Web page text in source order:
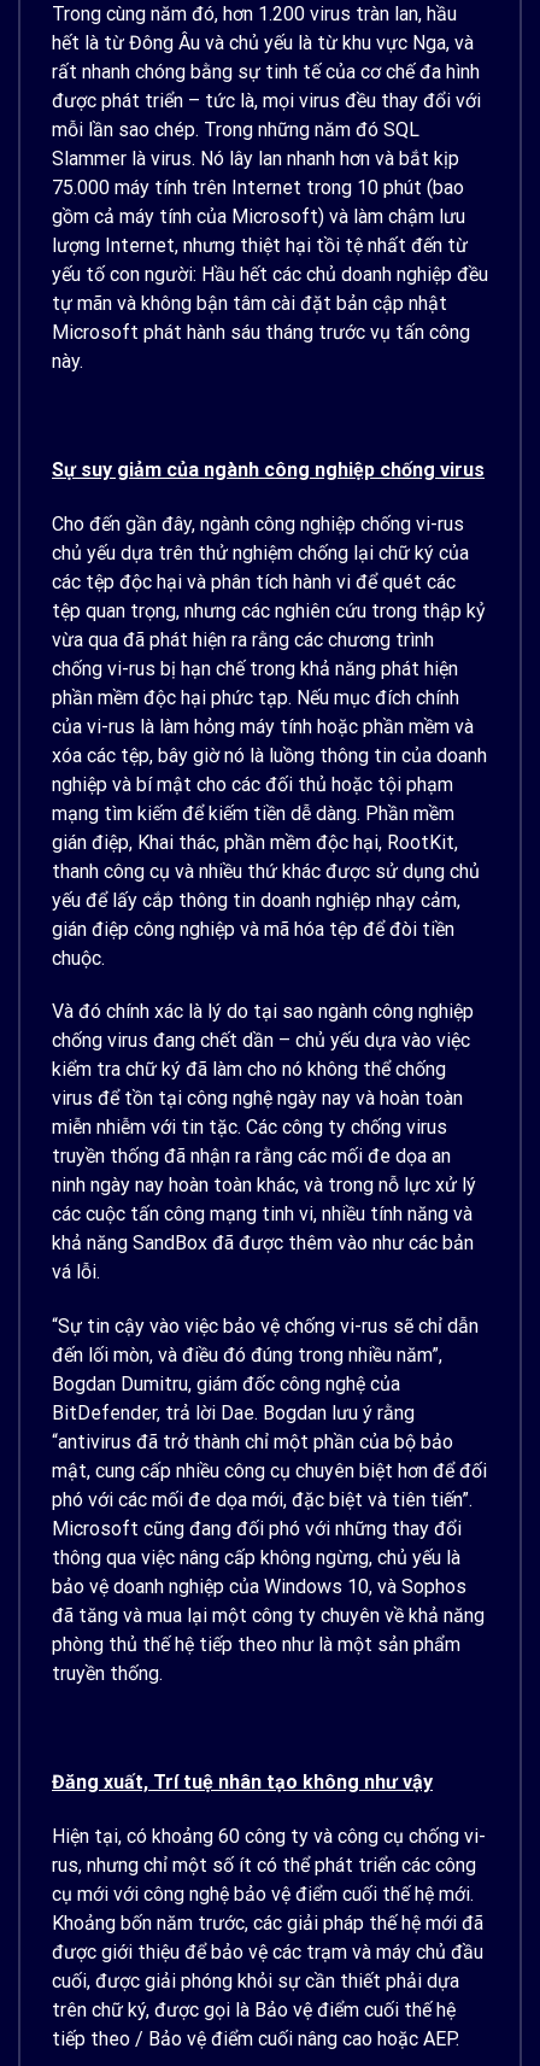
Trong cùng năm đó, hơn 1.200 virus tràn lan, hầu
hết là từ Đông Âu và chủ yếu là từ khu vực Nga, và
rất nhanh chóng bằng sự tinh tế của cơ chế đa hình
được phát triển – tức là, mọi virus đều thay đổi với
mỗi lần sao chép. Trong những năm đó SQL
Slammer là virus. Nó lây lan nhanh hơn và bắt kịp
75.000 máy tính trên Internet trong 10 phút (bao
gồm cả máy tính của Microsoft) và làm chậm lưu
lượng Internet, nhưng thiệt hại tồi tệ nhất đến từ
yếu tố con người: Hầu hết các chủ doanh nghiệp đều
tự mãn và không bận tâm cài đặt bản cập nhật
Microsoft phát hành sáu tháng trước vụ tấn công
này.
Sự suy giảm của ngành công nghiệp chống virus
Cho đến gần đây, ngành công nghiệp chống vi-rus
chủ yếu dựa trên thử nghiệm chống lại chữ ký của
các tệp độc hại và phân tích hành vi để quét các
tệp quan trọng, nhưng các nghiên cứu trong thập kỷ
vừa qua đã phát hiện ra rằng các chương trình
chống vi-rus bị hạn chế trong khả năng phát hiện
phần mềm độc hại phức tạp. Nếu mục đích chính
của vi-rus là làm hỏng máy tính hoặc phần mềm và
xóa các tệp, bây giờ nó là luồng thông tin của doanh
nghiệp và bí mật cho các đối thủ hoặc tội phạm
mạng tìm kiếm để kiếm tiền dễ dàng. Phần mềm
gián điệp, Khai thác, phần mềm độc hại, RootKit,
thanh công cụ và nhiều thứ khác được sử dụng chủ
yếu để lấy cắp thông tin doanh nghiệp nhạy cảm,
gián điệp công nghiệp và mã hóa tệp để đòi tiền
chuộc.
Và đó chính xác là lý do tại sao ngành công nghiệp
chống virus đang chết dần – chủ yếu dựa vào việc
kiểm tra chữ ký đã làm cho nó không thể chống
virus để tồn tại công nghệ ngày nay và hoàn toàn
miễn nhiễm với tin tặc. Các công ty chống virus
truyền thống đã nhận ra rằng các mối đe dọa an
ninh ngày nay hoàn toàn khác, và trong nỗ lực xử lý
các cuộc tấn công mạng tinh vi, nhiều tính năng và
khả năng SandBox đã được thêm vào như các bản
vá lỗi.
“Sự tin cậy vào việc bảo vệ chống vi-rus sẽ chỉ dẫn
đến lối mòn, và điều đó đúng trong nhiều năm”,
Bogdan Dumitru, giám đốc công nghệ của
BitDefender, trả lời Dae. Bogdan lưu ý rằng
“antivirus đã trở thành chỉ một phần của bộ bảo
mật, cung cấp nhiều công cụ chuyên biệt hơn để đối
phó với các mối đe dọa mới, đặc biệt và tiên tiến”.
Microsoft cũng đang đối phó với những thay đổi
thông qua việc nâng cấp không ngừng, chủ yếu là
bảo vệ doanh nghiệp của Windows 10, và Sophos
đã tăng và mua lại một công ty chuyên về khả năng
phòng thủ thế hệ tiếp theo như là một sản phẩm
truyền thống.
Đăng xuất, Trí tuệ nhân tạo không như vậy
Hiện tại, có khoảng 60 công ty và công cụ chống vi-
rus, nhưng chỉ một số ít có thể phát triển các công
cụ mới với công nghệ bảo vệ điểm cuối thế hệ mới.
Khoảng bốn năm trước, các giải pháp thế hệ mới đã
được giới thiệu để bảo vệ các trạm và máy chủ đầu
cuối, được giải phóng khỏi sự cần thiết phải dựa
trên chữ ký, được gọi là Bảo vệ điểm cuối thế hệ
tiếp theo / Bảo vệ điểm cuối nâng cao hoặc AEP.